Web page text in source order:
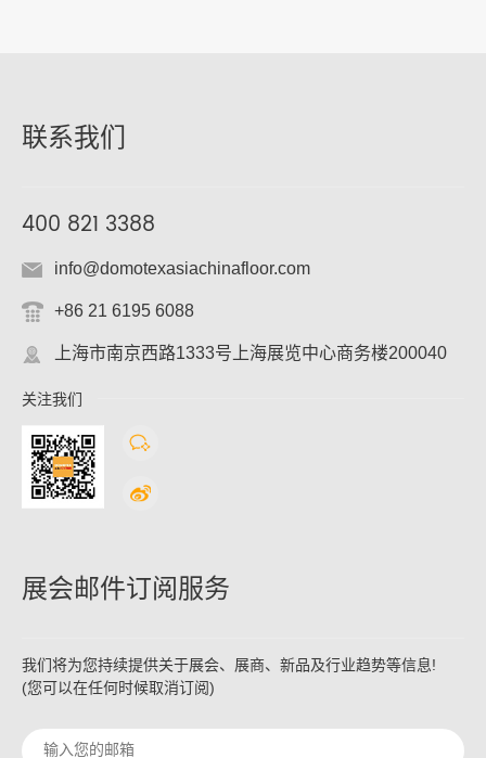
联系我们
400 821 3388
info@domotexasiachinafloor.com
+86 21 6195 6088
上海市南京西路1333号上海展览中心商务楼200040
关注我们
展会邮件订阅服务
我们将为您持续提供关于展会、展商、新品及行业趋势等信息!
(您可以在任何时候取消订阅)